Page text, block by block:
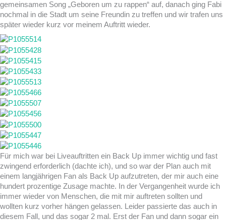
gemeinsamen Song „Geboren um zu rappen“ auf, danach ging Fabi
nochmal in die Stadt um seine Freundin zu treffen und wir trafen uns
später wieder kurz vor meinem Auftritt wieder.
Für mich war bei Liveauftritten ein Back Up immer wichtig und fast
zwingend erforderlich (dachte ich), und so war der Plan auch mit
einem langjährigen Fan als Back Up aufzutreten, der mir auch eine
hundert prozentige Zusage machte. In der Vergangenheit wurde ich
immer wieder von Menschen, die mit mir auftreten sollten und
wollten kurz vorher hängen gelassen. Leider passierte das auch in
diesem Fall, und das sogar 2 mal. Erst der Fan und dann sogar ein